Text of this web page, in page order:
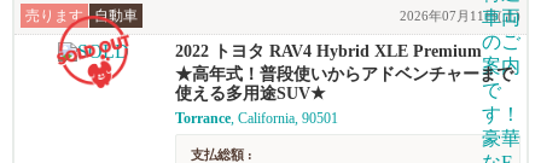
売ります 自動車 2026年07月11日(土)
2022 トヨタ RAV4 Hybrid XLE Premium
★高年式！普段使いからアドベンチャーまで
使える多用途SUV★
Torrance, California, 90501
支払総額 :